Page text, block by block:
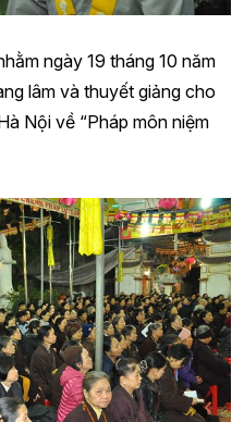
ngày 19 tháng 10 năm
lâm và thuyết giảng cho
Nội về “Pháp môn niệm